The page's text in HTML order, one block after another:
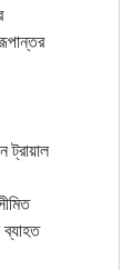
ট্রায়াল
ব্যাহত